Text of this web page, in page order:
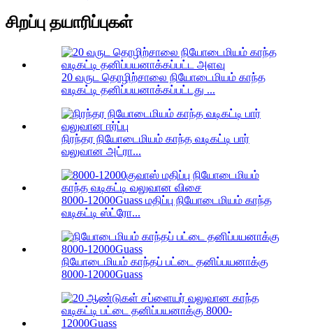
சிறப்பு தயாரிப்புகள்
20 வருட தொழிற்சாலை நியோடைமியம் காந்த
வடிகட்டி தனிப்பயனாக்கப்பட்டது ...
நிரந்தர நியோடைமியம் காந்த வடிகட்டி பார்
வலுவான அட்ரா...
8000-12000Guass மதிப்பு நியோடைமியம் காந்த
வடிகட்டி ஸ்ட்ரோ...
நியோடைமியம் காந்தப் பட்டை தனிப்பயனாக்கு
8000-12000Guass